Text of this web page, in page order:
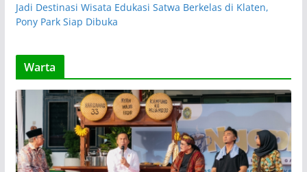
Jadi Destinasi Wisata Edukasi Satwa Berkelas di Klaten,
Pony Park Siap Dibuka
Warta